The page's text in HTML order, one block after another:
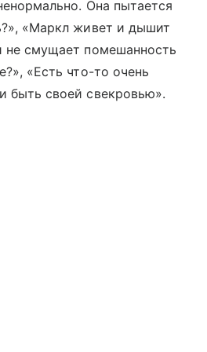
Она пытается
«Маркл живет и дышит
не смущает помешанность
«Есть что-то очень
быть своей свекровью».